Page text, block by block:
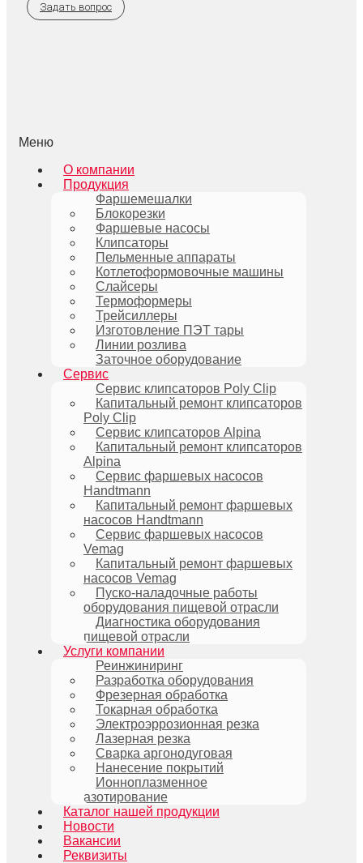
Задать вопрос
Меню
О компании
Продукция
Фаршемешалки
Блокорезки
Фаршевые насосы
Клипсаторы
Пельменные аппараты
Котлетоформовочные машины
Слайсеры
Термоформеры
Трейсиллеры
Изготовление ПЭТ тары
Линии розлива
Заточное оборудование
Сервис
Сервис клипсаторов Poly Clip
Капитальный ремонт клипсаторов
Poly Clip
Сервис клипсаторов Alpina
Капитальный ремонт клипсаторов
Alpina
Сервис фаршевых насосов
Handtmann
Капитальный ремонт фаршевых
насосов Handtmann
Сервис фаршевых насосов
Vemag
Капитальный ремонт фаршевых
насосов Vemag
Пуско-наладочные работы
оборудования пищевой отрасли
Диагностика оборудования
пищевой отрасли
Услуги компании
Реинжиниринг
Разработка оборудования
Фрезерная обработка
Токарная обработка
Электроэррозионная резка
Лазерная резка
Сварка аргонодуговая
Нанесение покрытий
Ионноплазменное
азотирование
Каталог нашей продукции
Новости
Вакансии
Реквизиты